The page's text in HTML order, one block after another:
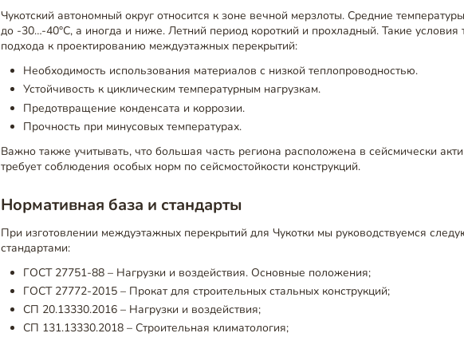
Чукотский автономный округ относится к зоне вечной мерзлоты. Средние
до -30…-40°C, а иногда и ниже. Летний период короткий и прохладный. Такие условия
подхода к проектированию междуэтажных перекрытий:
Необходимость использования материалов с низкой теплопроводностью.
Устойчивость к циклическим температурным нагрузкам.
Предотвращение конденсата и коррозии.
Прочность при минусовых температурах.
Важно также учитывать, что большая часть региона расположена в сейсмически
требует соблюдения особых норм по сейсмостойкости конструкций.
Нормативная база и стандарты
При изготовлении междуэтажных перекрытий для Чукотки мы руководствуемся
стандартами:
ГОСТ 27751-88 – Нагрузки и воздействия. Основные положения;
ГОСТ 27772-2015 – Прокат для строительных стальных конструкций;
СП 20.13330.2016 – Нагрузки и воздействия;
СП 131.13330.2018 – Строительная климатология;